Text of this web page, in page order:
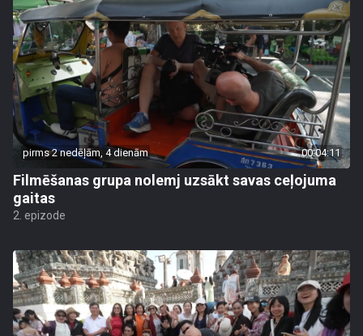
pirms 2 nedēļām, 4 dienām 00:04:11
Filmēšanas grupa nolemj uzsākt savas ceļojuma
gaitas
2. epizode